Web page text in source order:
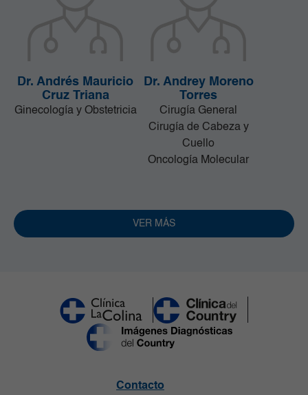
Dr. Andrés Mauricio
Cruz Triana
Ginecología y Obstetricia
Dr. Andrey Moreno
Torres
Cirugía General
Cirugía de Cabeza y
Cuello
Oncología Molecular
VER MÁS
Contacto